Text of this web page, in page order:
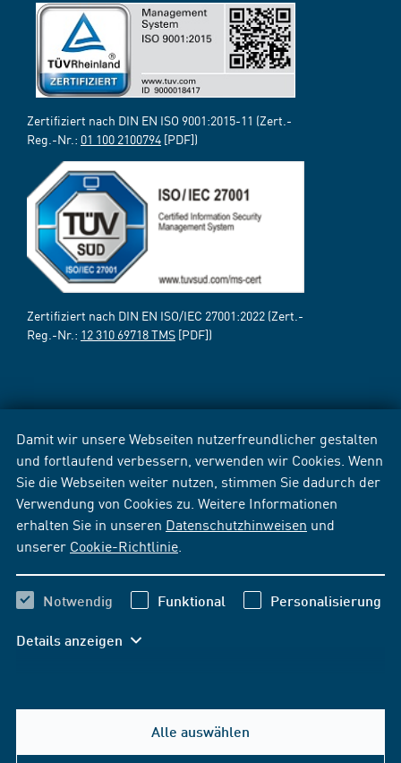
Damit wir unsere Webseiten nutzerfreundlicher gestalten
und fortlaufend verbessern, verwenden wir Cookies. Wenn
Sie die Webseiten weiter nutzen, stimmen Sie dadurch der
Verwendung von Cookies zu. Weitere Informationen
erhalten Sie in unseren Datenschutzhinweisen und
unserer Cookie-Richtlinie
Notwendig Funktional Personalisierung
Details anzeigen
Alle auswählen
Zertifiziert nach DIN EN ISO 9001:2015-11 (Zert.-
Reg.-Nr.: 01 100 2100794 [PDF])
Zertifiziert nach DIN EN ISO/IEC 27001:2022 (Zert.-
Reg.-Nr.: 12 310 69718 TMS [PDF])